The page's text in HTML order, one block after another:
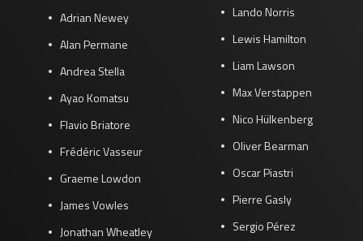
Adrian Newey
Alan Permane
Andrea Stella
Ayao Komatsu
Flavio Briatore
Frédéric Vasseur
Graeme Lowdon
James Vowles
Jonathan Wheatley
Lando Norris
Lewis Hamilton
Liam Lawson
Max Verstappen
Nico Hülkenberg
Oliver Bearman
Oscar Piastri
Pierre Gasly
Sergio Pérez